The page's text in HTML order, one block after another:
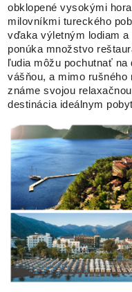
obklopené vysokými
milovníkmi tureckého
vďaka výletným lodiam
ponúka množstvo
ľudia môžu pochutnať
vášňou, a mimo
známe svojou
destinácia ideálnym